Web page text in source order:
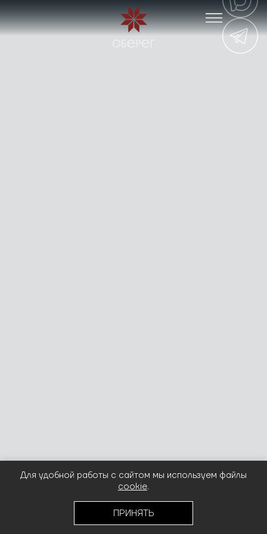
Для удобной работы с сайтом мы используем файлы
cookie.
ПРИНЯТЬ